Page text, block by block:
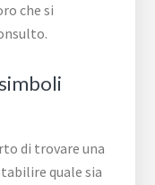
che si
di trovare una
quale sia